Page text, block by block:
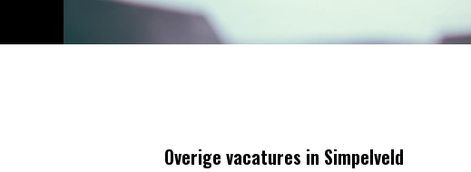
Overige vacatures in Simpelveld